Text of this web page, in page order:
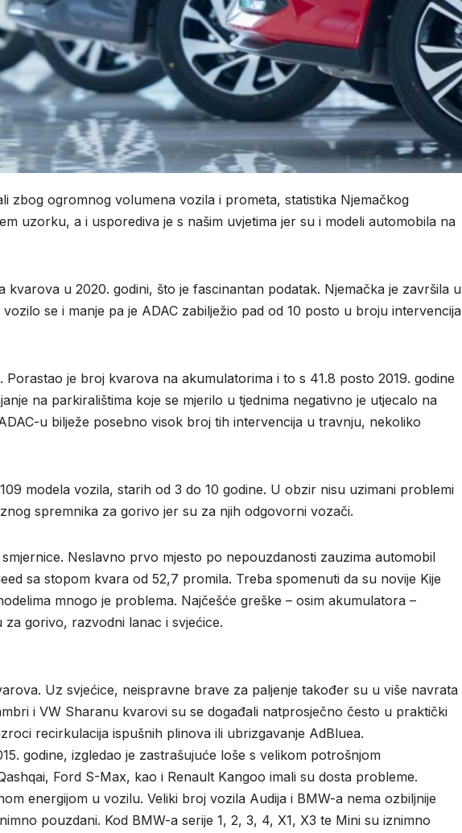
zbog ogromnog volumena vozila i prometa, statistika Njemačkog
uzorku, a i usporediva je s našim uvjetima jer su i modeli automobila na
kvarova u 2020. godini, što je fascinantan podatak. Njemačka je završila u
se i manje pa je ADAC zabilježio pad od 10 posto u broju intervencija
je broj kvarova na akumulatorima i to s 41.8 posto 2019. godine
na parkiralištima koje se mjerilo u tjednima negativno je utjecalo na
u bilježe posebno visok broj tih intervencija u travnju, nekoliko
modela vozila, starih od 3 do 10 godine. U obzir nisu uzimani problemi
spremnika za gorivo jer su za njih odgovorni vozači.
Neslavno prvo mjesto po nepouzdanosti zauzima automobil
sa stopom kvara od 52,7 promila. Treba spomenuti da su novije Kije
mnogo je problema. Najčešće greške – osim akumulatora –
gorivo, razvodni lanac i svjećice.
Uz svjećice, neispravne brave za paljenje također su u više navrata
i VW Sharanu kvarovi su se događali natprosječno često u praktički
recirkulacija ispušnih plinova ili ubrizgavanje AdBluea.
godine, izgledao je zastrašujuće loše s velikom potrošnjom
Ford S-Max, kao i Renault Kangoo imali su dosta probleme.
energijom u vozilu. Veliki broj vozila Audija i BMW-a nema ozbiljnije
pouzdani. Kod BMW-a serije 1, 2, 3, 4, X1, X3 te Mini su iznimno